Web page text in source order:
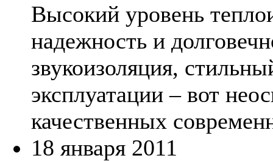
Высокий уровень
надежность и
звукоизоляция,
эксплуатации – вот
качественных
18 января 2011